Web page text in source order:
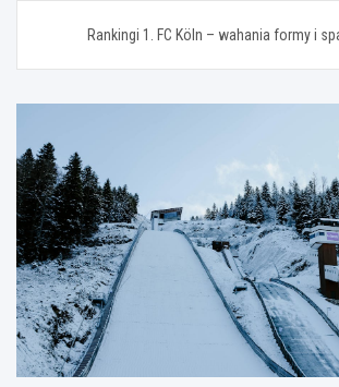
Rankingi 1. FC Köln – wahania formy i